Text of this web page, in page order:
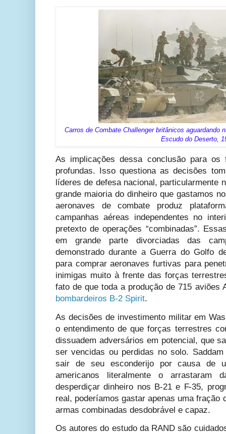
Carros de Combate Challenger britânicos aguardando
Escudo do Deserto,
As implicações dessa conclusão para os
profundas. Isso questiona as decisões
líderes de defesa nacional, particularmente
grande maioria do dinheiro que gastamos
aeronaves de combate produz
campanhas aéreas independentes no
pretexto de operações “combinadas”.
em grande parte divorciadas das
demonstrado durante a Guerra do Golfo
para comprar aeronaves furtivas para
inimigas muito à frente das forças
fato de que toda a produção de 715 aviões
bombardeiros B-2 Spirit.
As decisões de investimento militar em
o entendimento de que forças terrestres
dissuadem adversários em potencial, que
ser vencidas ou perdidas no solo.
sair de seu esconderijo por causa de
americanos literalmente o arrastaram
desperdiçar dinheiro nos B-21 e F-35,
real, poderíamos gastar apenas uma fração
armas combinadas desdobrável e capaz.
Os autores do estudo da RAND são